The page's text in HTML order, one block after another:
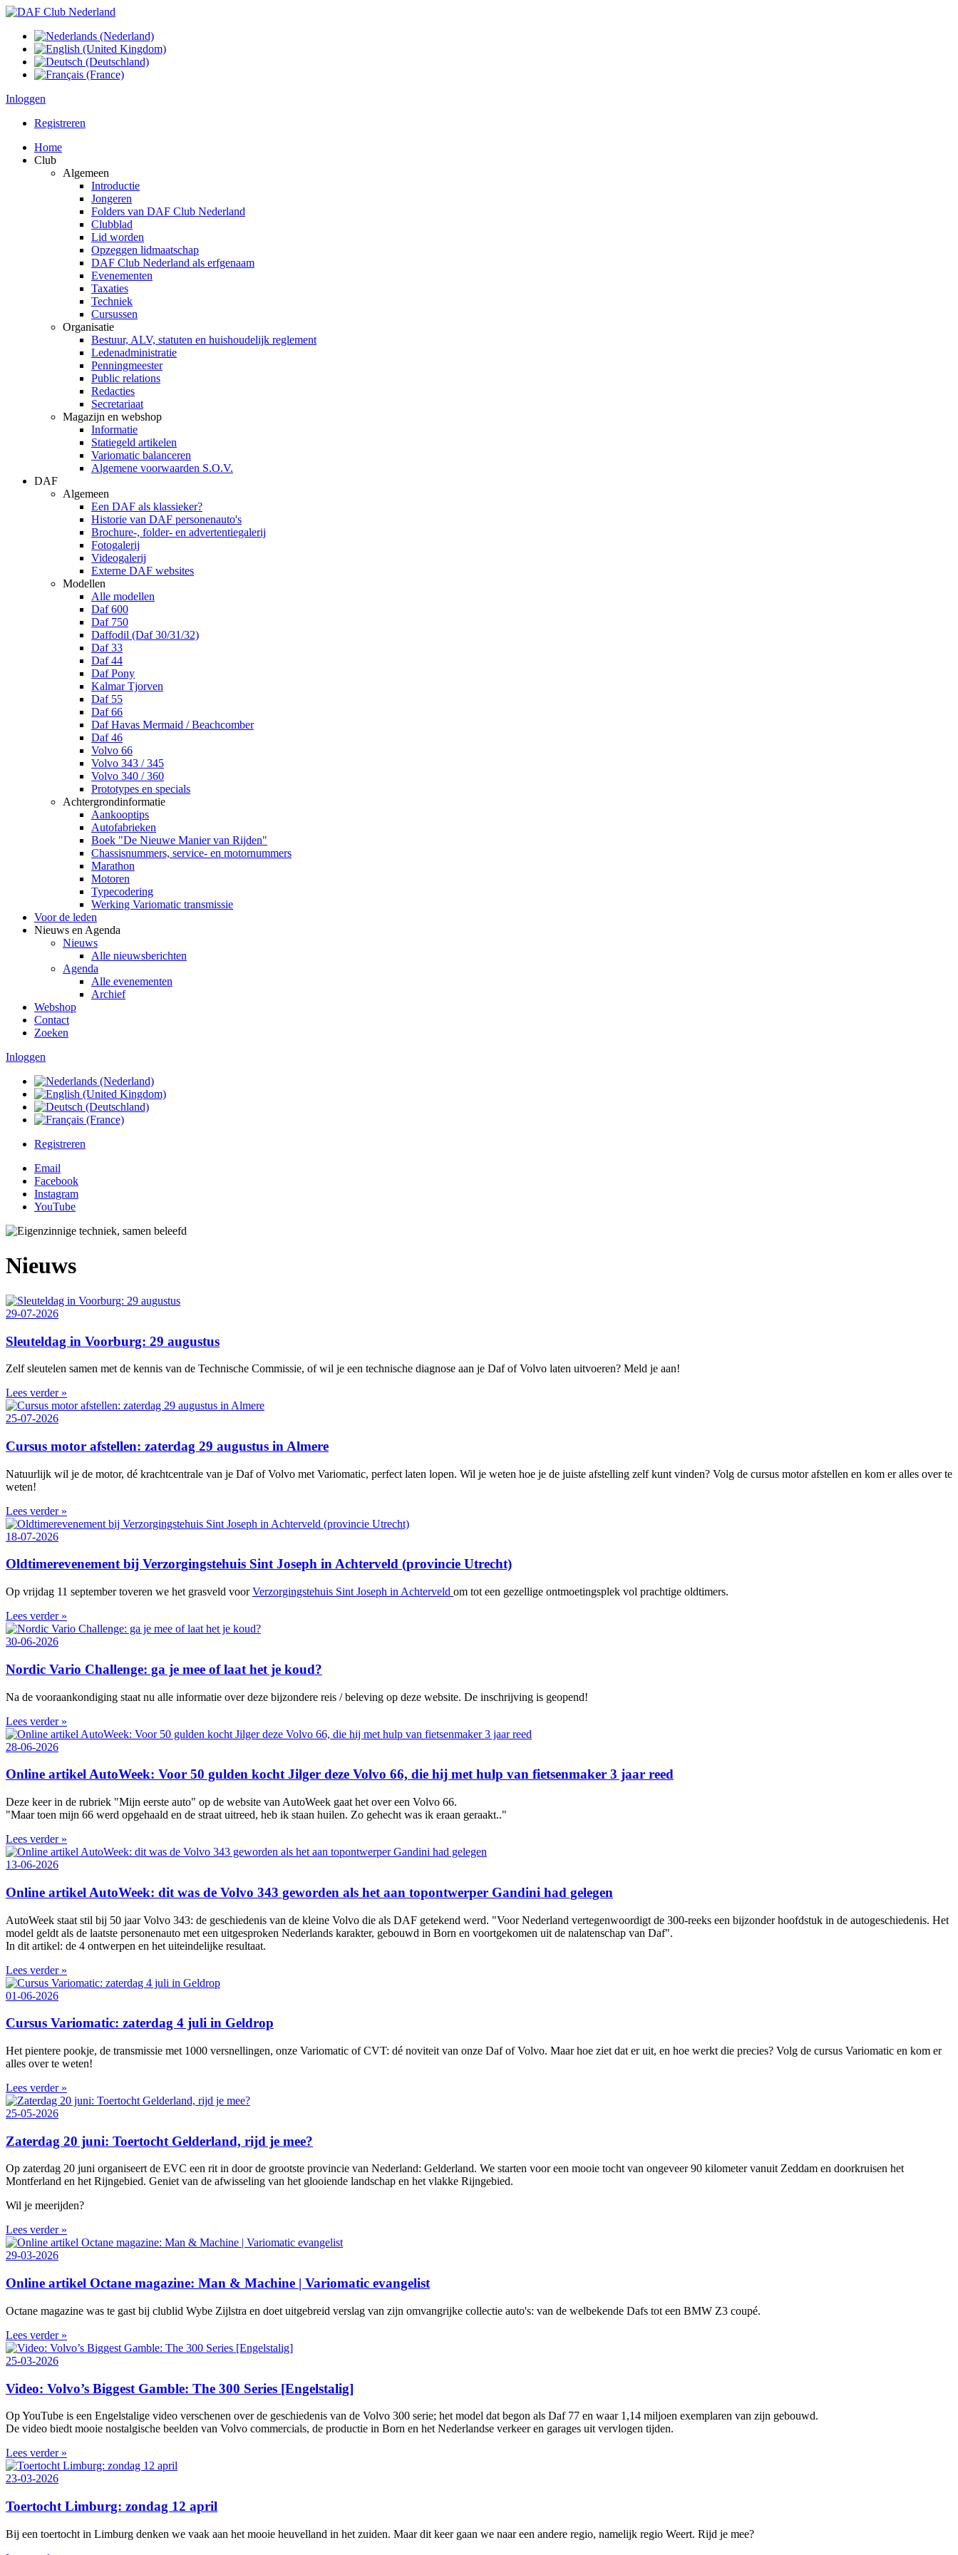
Inloggen
Registreren
Home
Club
Algemeen
Introductie
Jongeren
Folders van DAF Club Nederland
Clubblad
Lid worden
Opzeggen lidmaatschap
DAF Club Nederland als erfgenaam
Evenementen
Taxaties
Techniek
Cursussen
Organisatie
Bestuur, ALV, statuten en huishoudelijk reglement
Ledenadministratie
Penningmeester
Public relations
Redacties
Secretariaat
Magazijn en webshop
Informatie
Statiegeld artikelen
Variomatic balanceren
Algemene voorwaarden S.O.V.
DAF
Algemeen
Een DAF als klassieker?
Historie van DAF personenauto's
Brochure-, folder- en advertentiegalerij
Fotogalerij
Videogalerij
Externe DAF websites
Modellen
Alle modellen
Daf 600
Daf 750
Daffodil (Daf 30/31/32)
Daf 33
Daf 44
Daf Pony
Kalmar Tjorven
Daf 55
Daf 66
Daf Havas Mermaid / Beachcomber
Daf 46
Volvo 66
Volvo 343 / 345
Volvo 340 / 360
Prototypes en specials
Achtergrondinformatie
Aankooptips
Autofabrieken
Boek "De Nieuwe Manier van Rijden"
Chassisnummers, service- en motornummers
Marathon
Motoren
Typecodering
Werking Variomatic transmissie
Voor de leden
Nieuws en Agenda
Nieuws
Alle nieuwsberichten
Agenda
Alle evenementen
Archief
Webshop
Contact
Zoeken
Inloggen
Registreren
Email
Facebook
Instagram
YouTube
Nieuws
29-07-2026
Sleuteldag in Voorburg: 29 augustus
Zelf sleutelen samen met de kennis van de Technische Commissie, of wil je een technische diagnose aan je Daf of Volvo laten uitvoeren? Meld je aan!
Lees verder »
25-07-2026
Cursus motor afstellen: zaterdag 29 augustus in Almere
Natuurlijk wil je de motor, dé krachtcentrale van je Daf of Volvo met Variomatic, perfect laten lopen. Wil je weten hoe je de juiste afstelling zelf kunt vinden? Volg de cursus motor afstellen en kom er alles over te
weten!
Lees verder »
18-07-2026
Oldtimerevenement bij Verzorgingstehuis Sint Joseph in Achterveld (provincie Utrecht)
Op vrijdag 11 september toveren we het grasveld voorVerzorgingstehuis Sint Joseph in Achterveld om tot een gezellige ontmoetingsplek vol prachtige oldtimers.
Lees verder »
30-06-2026
Nordic Vario Challenge: ga je mee of laat het je koud?
Na de vooraankondiging staat nu alle informatie over deze bijzondere reis / beleving op deze website. De inschrijving is geopend!
Lees verder »
28-06-2026
Online artikel AutoWeek: Voor 50 gulden kocht Jilger deze Volvo 66, die hij met hulp van fietsenmaker 3 jaar reed
Deze keer in de rubriek "Mijn eerste auto" op de website van AutoWeek gaat het over een Volvo 66.
"Maar toen mijn 66 werd opgehaald en de straat uitreed, heb ik staan huilen. Zo gehecht was ik eraan geraakt.."
Lees verder »
13-06-2026
Online artikel AutoWeek: dit was de Volvo 343 geworden als het aan topontwerper Gandini had gelegen
AutoWeek staat stil bij 50 jaar Volvo 343: de geschiedenis van de kleine Volvo die als DAF getekend werd. "Voor Nederland vertegenwoordigt de 300‑reeks een bijzonder hoofdstuk in de autogeschiedenis. Het
model geldt als de laatste personenauto met een uitgesproken Nederlands karakter, gebouwd in Born en voortgekomen uit de nalatenschap van Daf".
In dit artikel: de 4 ontwerpen en het uiteindelijke resultaat.
Lees verder »
01-06-2026
Cursus Variomatic: zaterdag 4 juli in Geldrop
Het pientere pookje, de transmissie met 1000 versnellingen, onze Variomatic of CVT: dé noviteit van onze Daf of Volvo. Maar hoe ziet dat er uit, en hoe werkt die precies? Volg de cursus Variomatic en kom er
alles over te weten!
Lees verder »
25-05-2026
Zaterdag 20 juni: Toertocht Gelderland, rijd je mee?
Op zaterdag 20 juni organiseert de EVC een rit in door de grootste provincie van Nederland: Gelderland. We starten voor een mooie tocht van ongeveer 90 kilometer vanuit Zeddam en doorkruisen het
Montferland en het Rijngebied. Geniet van de afwisseling van het glooiende landschap en het vlakke Rijngebied.
Wil je meerijden?
Lees verder »
29-03-2026
Online artikel Octane magazine: Man & Machine | Variomatic evangelist
Octane magazine was te gast bij clublid Wybe Zijlstra en doet uitgebreid verslag van zijn omvangrijke collectie auto's: van de welbekende Dafs tot een BMW Z3 coupé.
Lees verder »
25-03-2026
Video: Volvo’s Biggest Gamble: The 300 Series [Engelstalig]
Op YouTube is een Engelstalige video verschenen over de geschiedenis van de Volvo 300 serie; het model dat begon als Daf 77 en waar 1,14 miljoen exemplaren van zijn gebouwd.
De video biedt mooie nostalgische beelden van Volvo commercials, de productie in Born en het Nederlandse verkeer en garages uit vervlogen tijden.
Lees verder »
23-03-2026
Toertocht Limburg: zondag 12 april
Bij een toertocht in Limburg denken we vaak aan het mooie heuvelland in het zuiden. Maar dit keer gaan we naar een andere regio, namelijk regio Weert. Rijd je mee?